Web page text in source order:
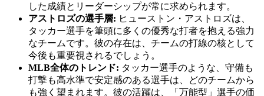
した成績とリーダーシップが常に求められます。
アストロズの選手層: ヒューストン・アストロズは、
タッカー選手を筆頭に多くの優秀な打者を抱える強力
なチームです。彼の存在は、チームの打線の核として
今後も重要視されるでしょう。
MLB全体のトレンド: タッカー選手のような、守備も
打撃も高水準で安定感のある選手は、どのチームから
も強く望まれます。彼の活躍は、「万能型」選手の価